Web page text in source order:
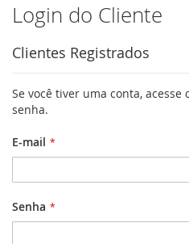
Login do Cliente
Clientes Registrados
Se você tiver uma conta,
senha.
E-mail
Senha